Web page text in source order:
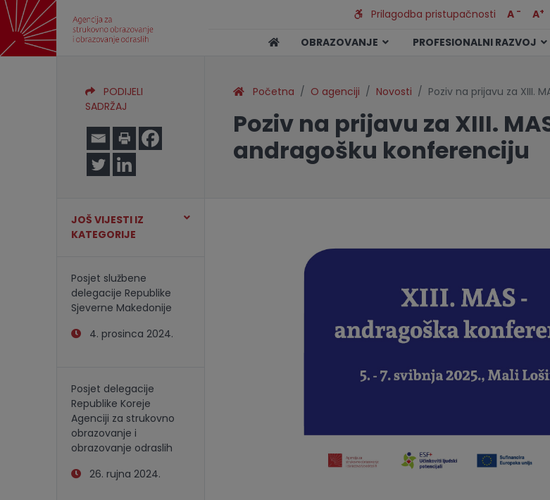
Prilagodba pristupačnosti A - A+
OBRAZOVANJE
PROFESIONALNI RAZVOJ
PODIJELI
SADRŽAJ
Početna O agenciji Novosti Poziv na prijavu za XIII.
Poziv na prijavu za XIII.
andragošku konferenciju
JOŠ VIJESTI IZ
KATEGORIJE
Posjet službene
delegacije Republike
Sjeverne Makedonije
4. prosinca 2024.
Posjet delegacije
Republike Koreje
Agenciji za strukovno
obrazovanje i
obrazovanje odraslih
26. rujna 2024.